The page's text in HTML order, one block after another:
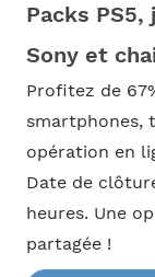
Packs PS5,
Sony et
Profitez de
smartphones,
opération en
Date de
heures. Une
partagée !